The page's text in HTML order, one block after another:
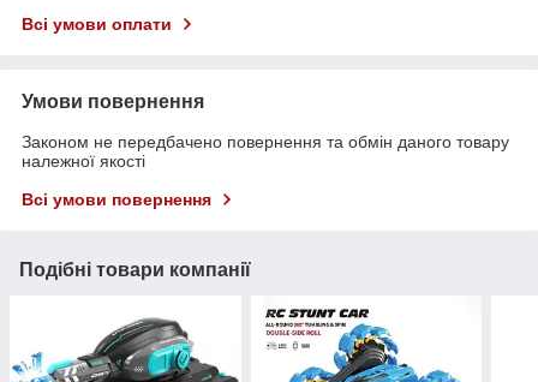
Всі умови оплати
Умови повернення
Законом не передбачено повернення та обмін даного товару
належної якості
Всі умови повернення
Подібні товари компанії